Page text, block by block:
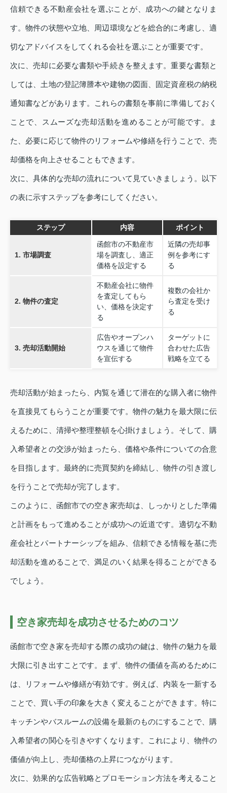
信頼できる不動産会社を選ぶことが、成功への鍵となりま
す。物件の状態や立地、周辺環境などを総合的に考慮し、適
切なアドバイスをしてくれる会社を選ぶことが重要です。
次に、売却に必要な書類や手続きを整えます。重要な書類と
しては、土地の登記簿謄本や建物の図面、固定資産税の納税
通知書などがあります。これらの書類を事前に準備しておく
ことで、スムーズな売却活動を進めることが可能です。ま
た、必要に応じて物件のリフォームや修繕を行うことで、売
却価格を向上させることもできます。
次に、具体的な売却の流れについて見ていきましょう。以下
の表に示すステップを参考にしてください。
ステップ 内容 ポイント
1. 市場調査
函館市の不動産市
場を調査し、適正
価格を設定する
近隣の売却事
例を参考にす
る
2. 物件の査定
不動産会社に物件
を査定してもら
い、価格を決定す
る
複数の会社か
ら査定を受け
る
3. 売却活動開始
広告やオープンハ
ウスを通じて物件
を宣伝する
ターゲットに
合わせた広告
戦略を立てる
売却活動が始まったら、内覧を通じて潜在的な購入者に物件
を直接見てもらうことが重要です。物件の魅力を最大限に伝
えるために、清掃や整理整頓を心掛けましょう。そして、購
入希望者との交渉が始まったら、価格や条件についての合意
を目指します。最終的に売買契約を締結し、物件の引き渡し
を行うことで売却が完了します。
このように、函館市での空き家売却は、しっかりとした準備
と計画をもって進めることが成功への近道です。適切な不動
産会社とパートナーシップを組み、信頼できる情報を基に売
却活動を進めることで、満足のいく結果を得ることができる
でしょう。
空き家売却を成功させるためのコツ
函館市で空き家を売却する際の成功の鍵は、物件の魅力を最
大限に引き出すことです。まず、物件の価値を高めるために
は、リフォームや修繕が有効です。例えば、内装を一新する
ことで、買い手の印象を大きく変えることができます。特に
キッチンやバスルームの設備を最新のものにすることで、購
入希望者の関心を引きやすくなります。これにより、物件の
価値が向上し、売却価格の上昇につながります。
次に、効果的な広告戦略とプロモーション方法を考えること